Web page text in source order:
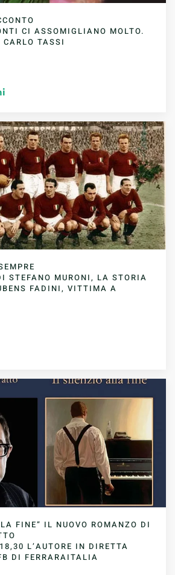
CI ASSOMIGLIANO MOLTO.
TASSI
STEFANO MURONI, LA STORIA
FADINI, VITTIMA A
FINE” IL NUOVO ROMANZO DI
L’AUTORE IN DIRETTA
DI FERRARAITALIA